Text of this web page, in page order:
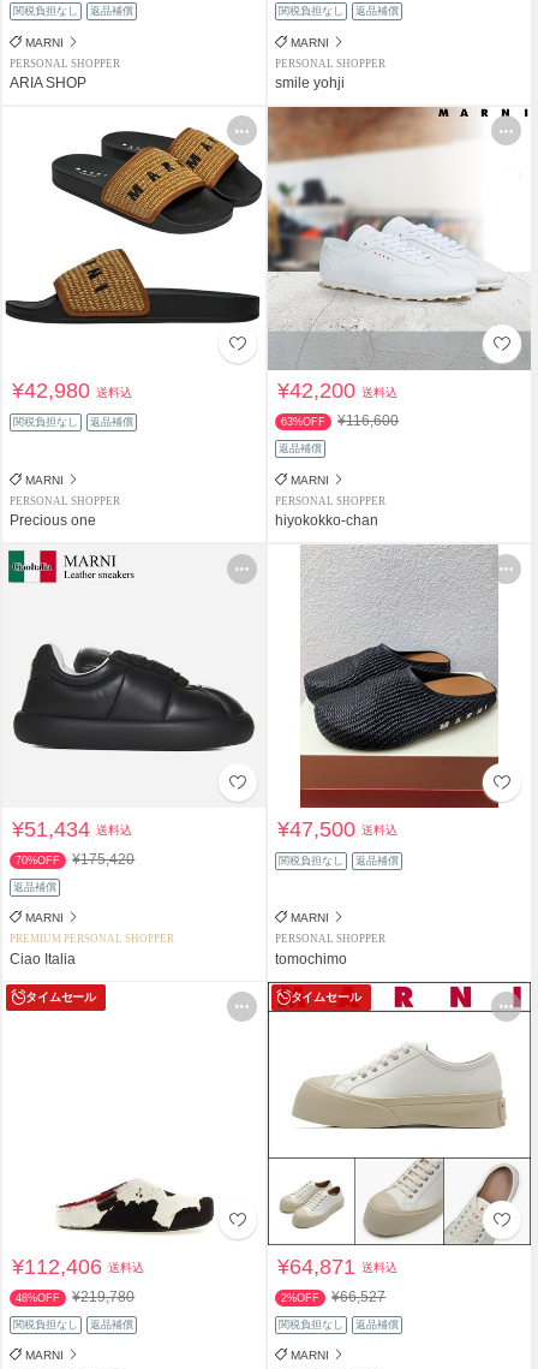
関税負担なし 返品補償
MARNI
PERSONAL SHOPPER
ARIA SHOP
関税負担なし 返品補償
MARNI
PERSONAL SHOPPER
smile yohji
¥42,980送料込
関税負担なし 返品補償
MARNI
PERSONAL SHOPPER
Precious one
¥42,200送料込
63%OFF ¥116,600
返品補償
MARNI
PERSONAL SHOPPER
hiyokokko-chan
¥51,434送料込
70%OFF ¥175,420
返品補償
MARNI
PREMIUM PERSONAL SHOPPER
Ciao Italia
¥47,500送料込
関税負担なし 返品補償
MARNI
PERSONAL SHOPPER
tomochimo
タイムセール
¥112,406送料込
48%OFF ¥219,780
関税負担なし 返品補償
MARNI
タイムセール
¥64,871送料込
2%OFF ¥66,527
関税負担なし 返品補償
MARNI